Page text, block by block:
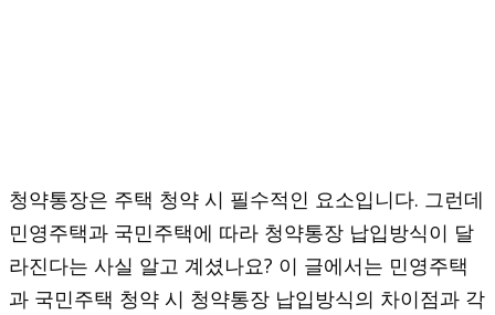
청약통장은 주택 청약 시 필수적인 요소입니다. 그런데
민영주택과 국민주택에 따라 청약통장 납입방식이 달
라진다는 사실 알고 계셨나요? 이 글에서는 민영주택
과 국민주택 청약 시 청약통장 납입방식의 차이점과 각